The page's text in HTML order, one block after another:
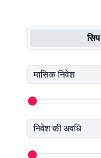
सिप
मासिक निवेश
निवेश की अवधि